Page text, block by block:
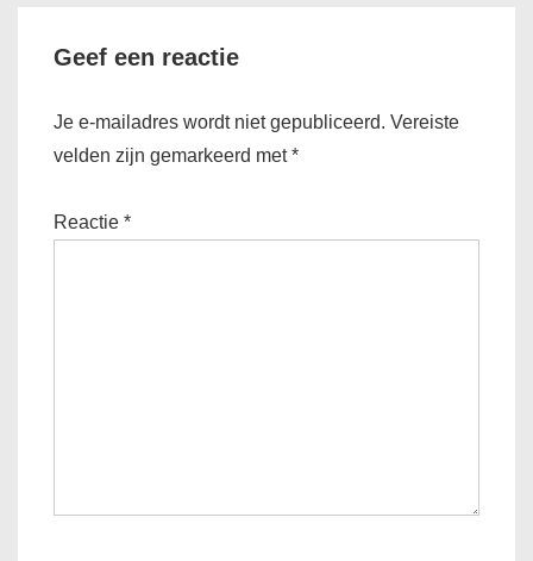
Geef een reactie
Je e-mailadres wordt niet gepubliceerd. Vereiste
velden zijn gemarkeerd met*
Reactie *